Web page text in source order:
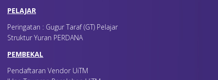
PELAJAR
Peringatan : Gugur Taraf (GT) Pelajar
Struktur Yuran PERDANA
PEMBEKAL
Pendaftaran Vendor UiTM